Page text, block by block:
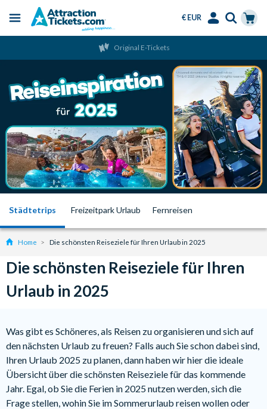
Menu
€ EUR
Original E-Tickets
Städtetrips Freizeitpark Urlaub Fernreisen
Home Die schönsten Reiseziele für Ihren Urlaub in 2025
Die schönsten Reiseziele für Ihren
Urlaub in 2025
Was gibt es Schöneres, als Reisen zu organisieren und sich auf
den nächsten Urlaub zu freuen? Falls auch Sie schon dabei sind,
Ihren Urlaub 2025 zu planen, dann haben wir hier die ideale
Übersicht über die schönsten Reiseziele für das kommende
Jahr. Egal, ob Sie die Ferien in 2025 nutzen werden, sich die
Frage stellen, wohin Sie im Sommerurlaub reisen wollen oder